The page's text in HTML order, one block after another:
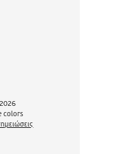
colors